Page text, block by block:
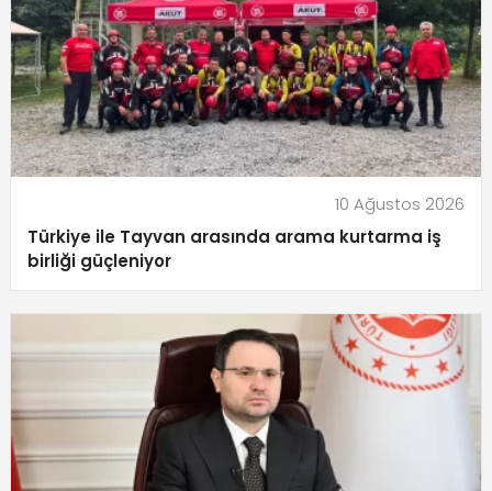
10 Ağustos 2026
Türkiye ile Tayvan arasında arama kurtarma iş
birliği güçleniyor